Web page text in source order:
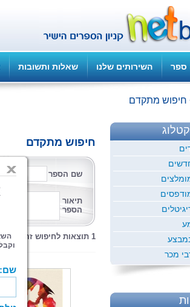
ספר השירותים שלנו שאלות ותשובות
חיפוש מתקדם
חיפוש מתקדם
שם הספר
תיאור
הספר
1 תוצאות לחיפוש זה
מכר